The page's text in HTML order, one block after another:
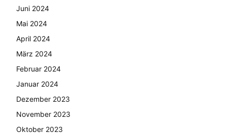
Juni 2024
Mai 2024
April 2024
März 2024
Februar 2024
Januar 2024
Dezember 2023
November 2023
Oktober 2023